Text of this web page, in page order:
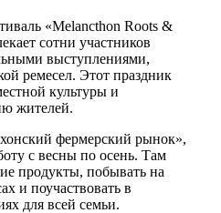
«Melancthon Roots &
сотни участников
выступлениями,
ремесел. Этот праздник
культуры и
жителей.
фермерский рынок»,
с весны по осень. Там
продукты, побывать на
и поучаствовать в
для всей семьи.